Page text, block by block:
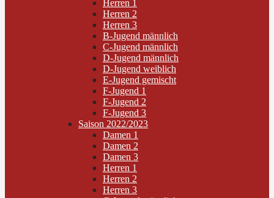
Herren 1
Herren 2
Herren 3
B-Jugend männlich
C-Jugend männlich
D-Jugend männlich
D-Jugend weiblich
E-Jugend gemischt
F-Jugend 1
F-Jugend 2
F-Jugend 3
Saison 2022/2023
Damen 1
Damen 2
Damen 3
Herren 1
Herren 2
Herren 3